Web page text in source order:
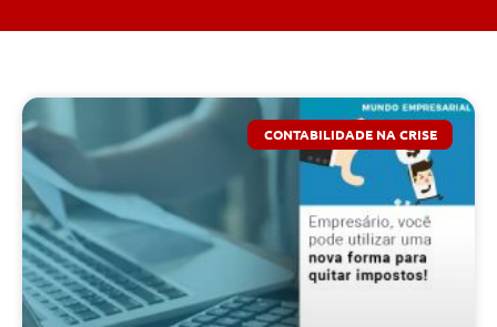
CONTABILIDADE NA CRISE